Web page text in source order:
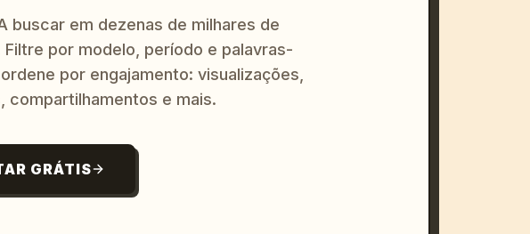
buscar em dezenas de milhares de
por modelo, período e palavras-
por engajamento: visualizações,
compartilhamentos e mais.
GRÁTIS